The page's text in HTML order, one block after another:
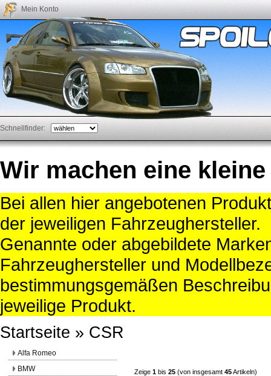
Mein Konto
Schnellfinder:
Wir machen eine kleine
Bei allen hier angebotenen
der jeweiligen Fahrzeughersteller.
Genannte oder abgebildete
Fahrzeughersteller und
bestimmungsgemäßen
jeweilige Produkt.
Startseite » CSR
Zeige 1 bis 25 (von insgesamt 45Artikeln)
Alfa Romeo
BMW